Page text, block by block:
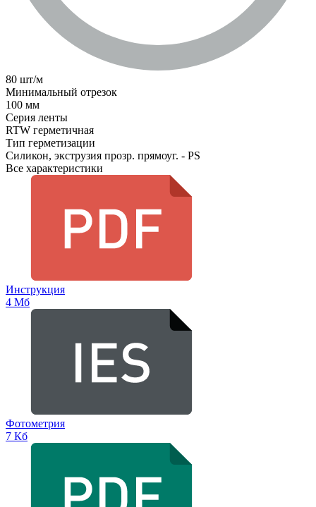
80 шт/м
Минимальный отрезок
100 мм
Серия ленты
RTW герметичная
Тип герметизации
Силикон, экструзия прозр. прямоуг. - PS
Все характеристики
Инструкция
4 Мб
Фотометрия
7 Кб